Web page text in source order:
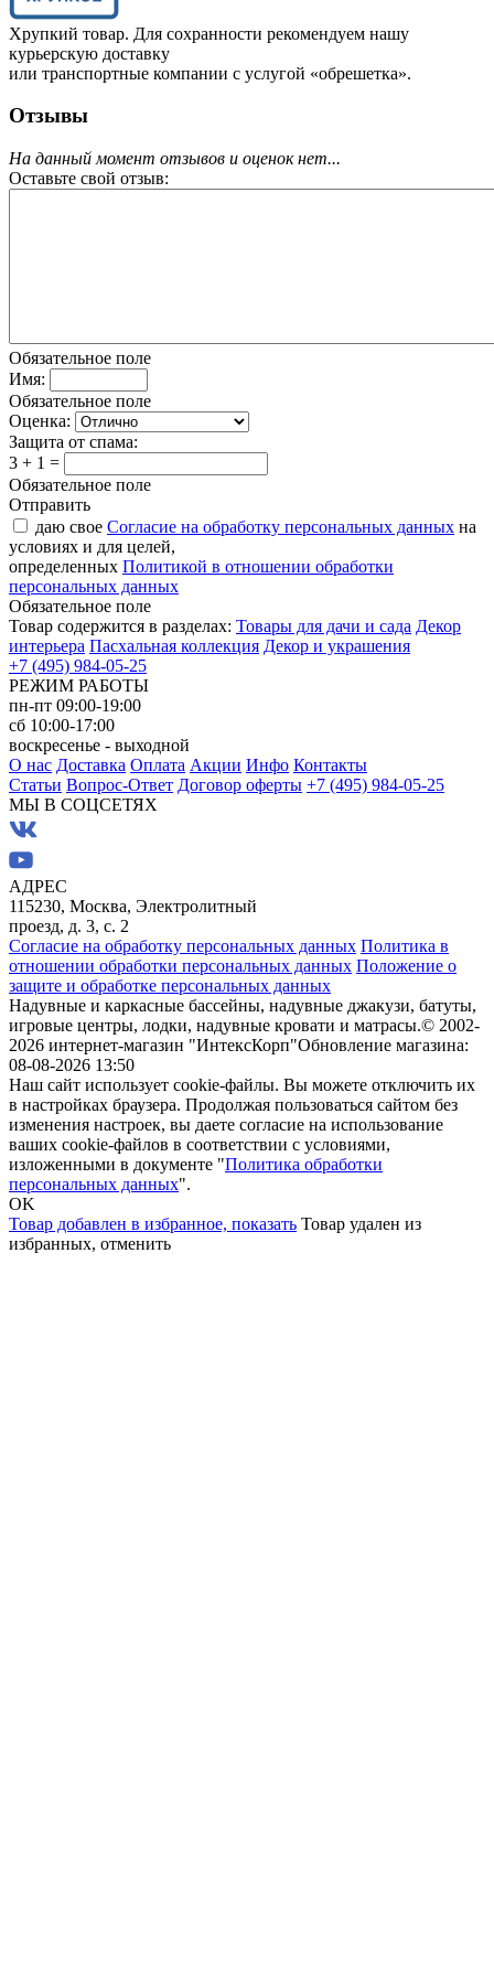
Хрупкий товар. Для сохранности рекомендуем нашу
курьерскую доставку
или транспортные компании с услугой «обрешетка».
Отзывы
На данный момент отзывов и оценок нет...
Оставьте свой отзыв:
Обязательное поле
Имя:
Обязательное поле
Оценка:
Защита от спама:
3 + 1 =
Обязательное поле
Отправить
даю свое Согласие на обработку персональных данных на
условиях и для целей,
определенных Политикой в отношении обработки
персональных данных
Обязательное поле
Товар содержится в разделах: Товары для дачи и сада Декор
интерьера Пасхальная коллекция Декор и украшения
+7 (495) 984-05-25
РЕЖИМ РАБОТЫ
пн-пт 09:00-19:00
сб 10:00-17:00
воскресенье - выходной
О нас Доставка Оплата Акции Инфо Контакты
Статьи Вопрос-Ответ Договор оферты +7 (495) 984-05-25
МЫ В СОЦСЕТЯХ
АДРЕС
115230, Москва, Электролитный
проезд, д. 3, с. 2
Согласие на обработку персональных данных Политика в
отношении обработки персональных данных Положение о
защите и обработке персональных данных
Надувные и каркасные бассейны, надувные джакузи, батуты,
игровые центры, лодки, надувные кровати и матрасы.© 2002-
2026 интернет-магазин "ИнтексКорп"Обновление магазина:
08-08-2026 13:50
Наш сайт использует cookie-файлы. Вы можете отключить их
в настройках браузера. Продолжая пользоваться сайтом без
изменения настроек, вы даете согласие на использование
ваших cookie-файлов в соответствии с условиями,
изложенными в документе "Политика обработки
персональных данных".
OK
Товар добавлен в избранное, показать Товар удален из
избранных, отменить